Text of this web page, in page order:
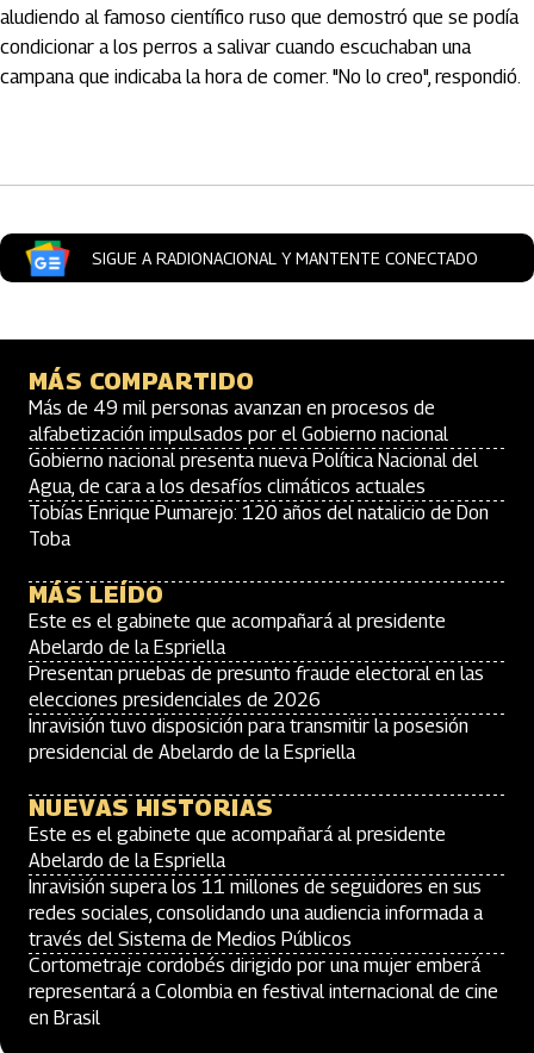
aludiendo al famoso científico ruso que demostró que se podía
condicionar a los perros a salivar cuando escuchaban una
campana que indicaba la hora de comer. "No lo creo", respondió.
SIGUE A RADIONACIONAL Y MANTENTE CONECTADO
MÁS COMPARTIDO
Más de 49 mil personas avanzan en procesos de
alfabetización impulsados por el Gobierno nacional
Gobierno nacional presenta nueva Política Nacional del
Agua, de cara a los desafíos climáticos actuales
Tobías Enrique Pumarejo: 120 años del natalicio de Don
Toba
MÁS LEÍDO
Este es el gabinete que acompañará al presidente
Abelardo de la Espriella
Presentan pruebas de presunto fraude electoral en las
elecciones presidenciales de 2026
Inravisión tuvo disposición para transmitir la posesión
presidencial de Abelardo de la Espriella
NUEVAS HISTORIAS
Este es el gabinete que acompañará al presidente
Abelardo de la Espriella
Inravisión supera los 11 millones de seguidores en sus
redes sociales, consolidando una audiencia informada a
través del Sistema de Medios Públicos
Cortometraje cordobés dirigido por una mujer emberá
representará a Colombia en festival internacional de cine
en Brasil